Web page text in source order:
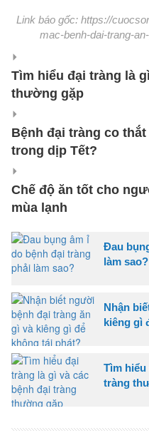
Link báo gốc: https://
mac-benh-dai-trang-
Tìm hiểu đại tràng là
thường gặp
Bệnh đại tràng co
trong dịp Tết?
Chế độ ăn tốt cho
mùa lạnh
Đau
làm sao?
Nhận
kiêng gì
Tìm hiểu
tràng